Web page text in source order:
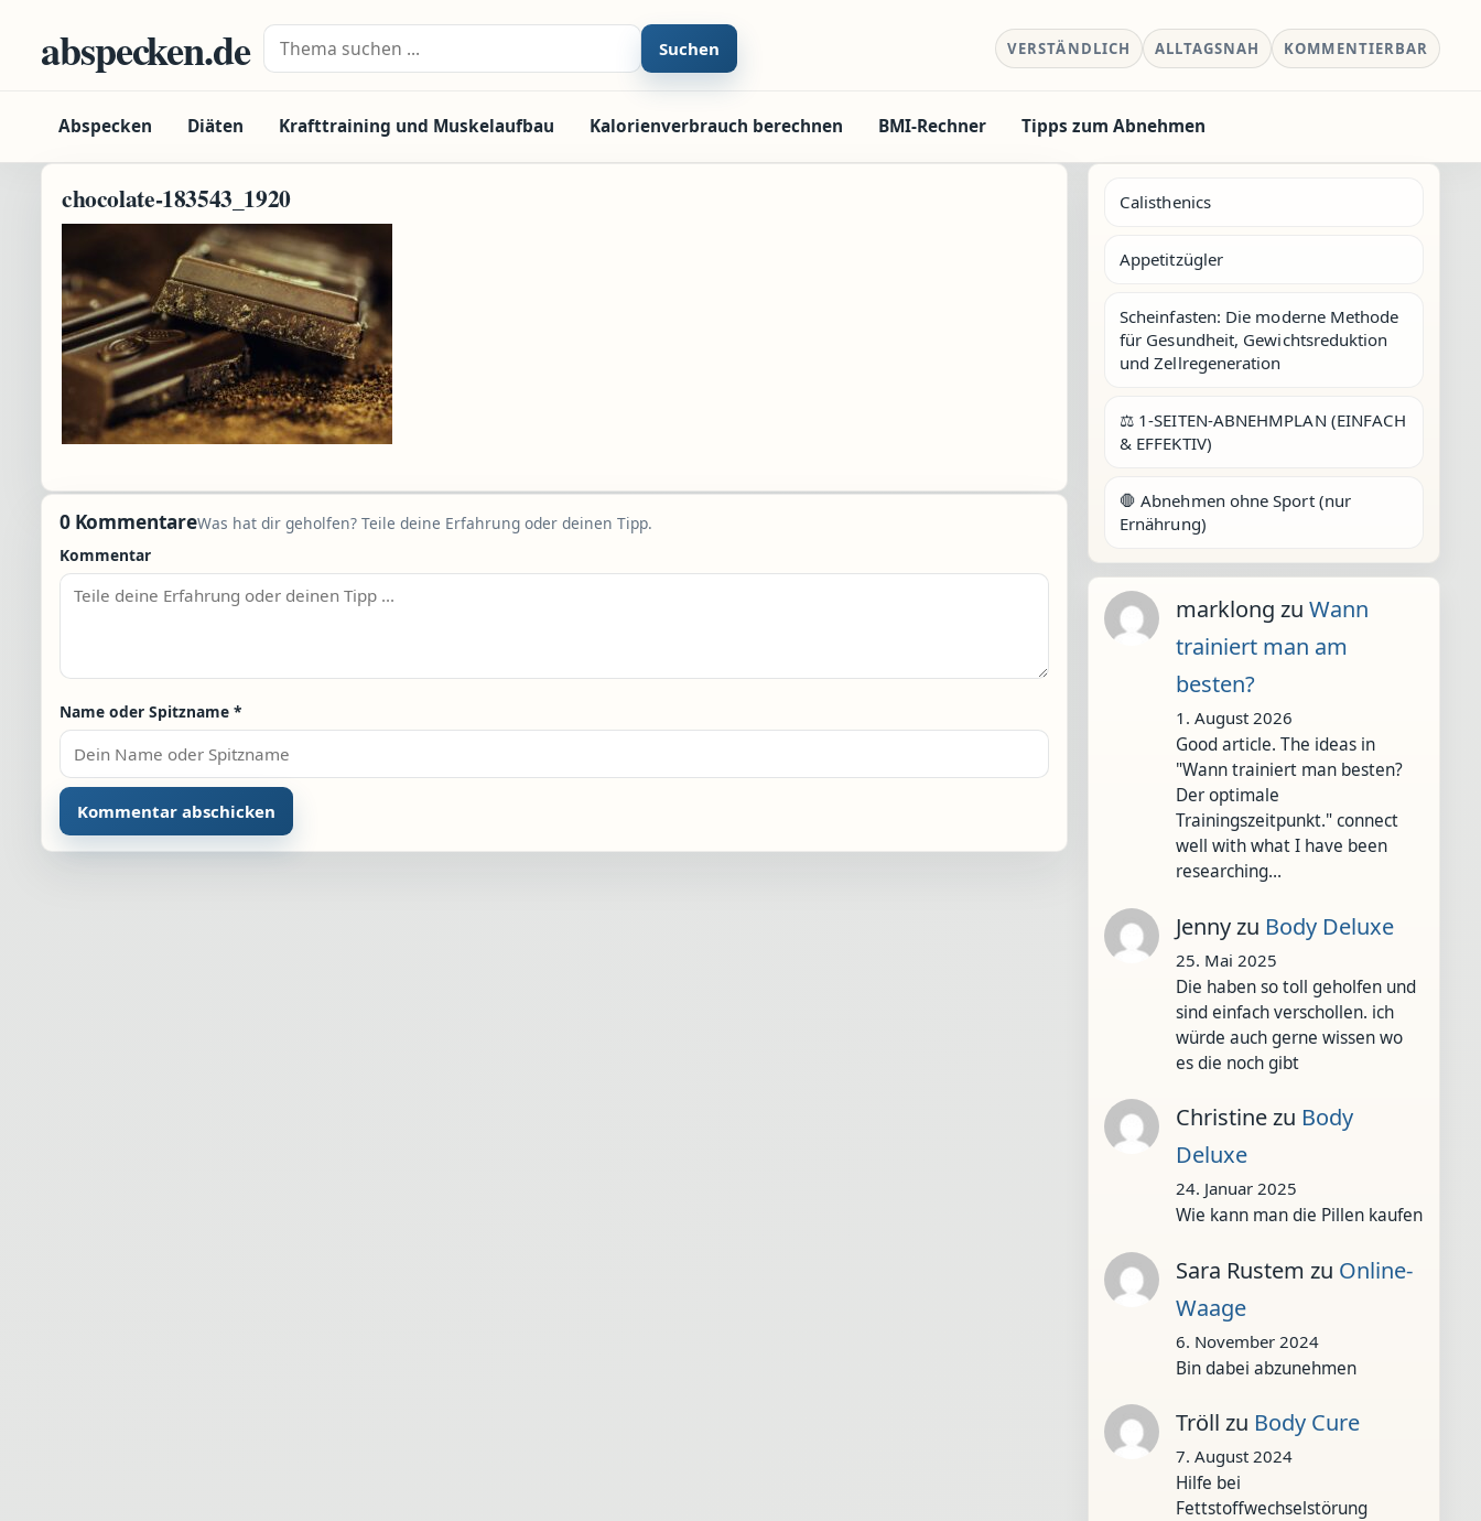
abspecken.de Suche nach: Suchen VERSTÄNDLICH ALLTAGSNAH KOMMENTIERBAR
Abspecken Diäten Krafttraining und Muskelaufbau Kalorienverbrauch berechnen BMI-Rechner Tipps zum Abnehmen
chocolate-183543_1920
0 KommentareWas hat dir geholfen? Teile deine Erfahrung oder deinen Tipp.
Kommentar
Name oder Spitzname *
Calisthenics
Appetitzügler
Scheinfasten: Die moderne Methode
für Gesundheit, Gewichtsreduktion
und Zellregeneration
⚖️ 1-SEITEN-ABNEHMPLAN (EINFACH
& EFFEKTIV)
🛑 Abnehmen ohne Sport (nur
Ernährung)
marklong zu Wann
trainiert man am
besten?
1. August 2026
Good article. The ideas in
"Wann trainiert man besten?
Der optimale
Trainingszeitpunkt." connect
well with what I have been
researching…
Jennyzu Body Deluxe
25. Mai 2025
Die haben so toll geholfen und
sind einfach verschollen. ich
würde auch gerne wissen wo
es die noch gibt
Christinezu Body
Deluxe
24. Januar 2025
Wie kann man die Pillen kaufen
Sara Rustem zu Online-
Waage
6. November 2024
Bin dabei abzunehmen
Tröll zu Body Cure
7. August 2024
Hilfe bei
Fettstoffwechselstörung